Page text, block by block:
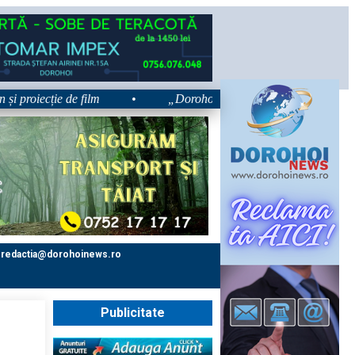
de film • „Dorohoiul, în Sărbătoare!” – trei zile
redactia@dorohoinews.ro
Publicitate